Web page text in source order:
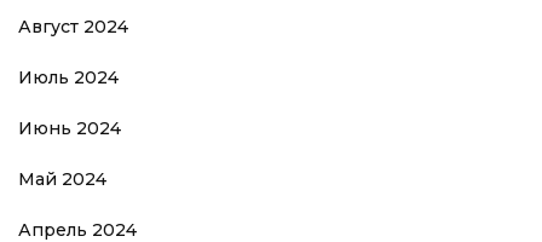
Август 2024
Июль 2024
Июнь 2024
Май 2024
Апрель 2024